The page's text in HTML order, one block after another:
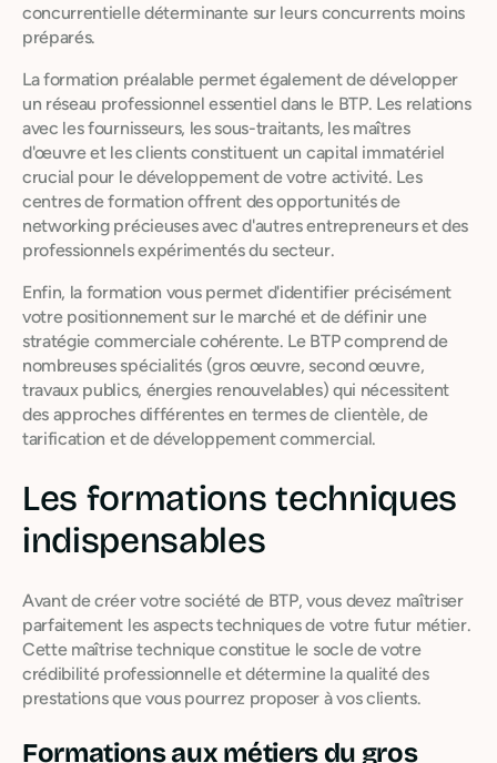
concurrentielle déterminante sur leurs concurrents moins
préparés.
La formation préalable permet également de développer
un réseau professionnel essentiel dans le BTP. Les relations
avec les fournisseurs, les sous-traitants, les maîtres
d'œuvre et les clients constituent un capital immatériel
crucial pour le développement de votre activité. Les
centres de formation offrent des opportunités de
networking précieuses avec d'autres entrepreneurs et des
professionnels expérimentés du secteur.
Enfin, la formation vous permet d'identifier précisément
votre positionnement sur le marché et de définir une
stratégie commerciale cohérente. Le BTP comprend de
nombreuses spécialités (gros œuvre, second œuvre,
travaux publics, énergies renouvelables) qui nécessitent
des approches différentes en termes de clientèle, de
tarification et de développement commercial.
Les formations techniques
indispensables
Avant de créer votre société de BTP, vous devez maîtriser
parfaitement les aspects techniques de votre futur métier.
Cette maîtrise technique constitue le socle de votre
crédibilité professionnelle et détermine la qualité des
prestations que vous pourrez proposer à vos clients.
Formations aux métiers du gros